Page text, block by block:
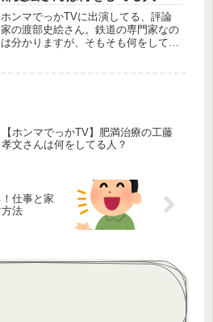
ホンマでっかTVに出演してる、評論
家の渡部史絵さん。鉄道の専門家なの
は分かりますが、そもそも何をしてい
【ホンマでっかTV】肥満治療の工藤
孝文さんは何をしてる人？
仕事と家
法